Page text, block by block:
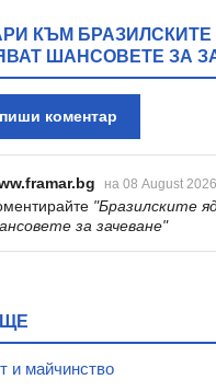
КЪМ БРАЗИЛСКИТЕ
ШАНСОВЕТЕ ЗА
коментар
на 08 August
"Бразилските
за зачеване"
и майчинство